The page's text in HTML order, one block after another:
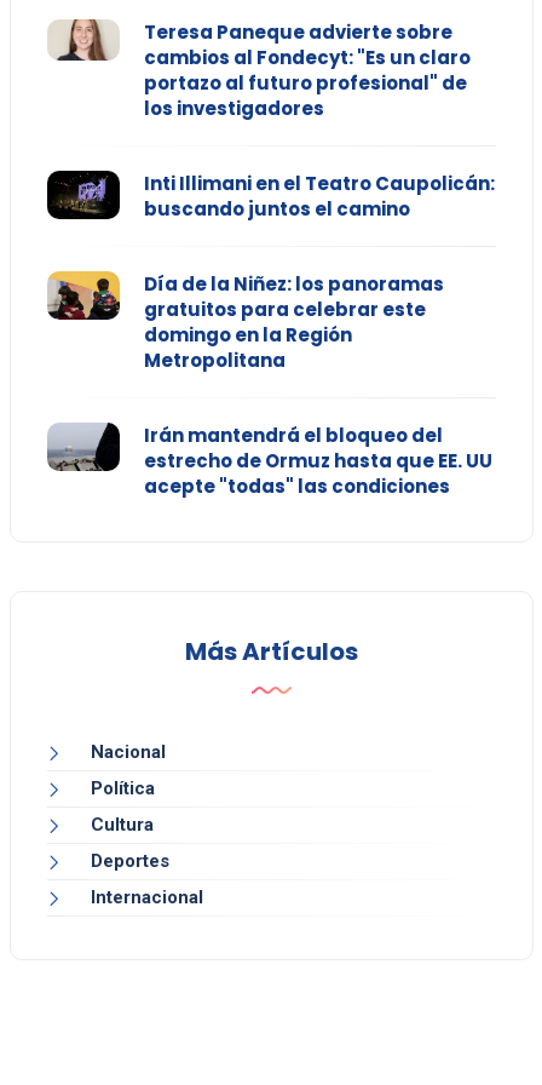
Teresa Paneque advierte sobre
cambios al Fondecyt: "Es un claro
portazo al futuro profesional" de
los investigadores
Inti Illimani en el Teatro Caupolicán:
buscando juntos el camino
Día de la Niñez: los panoramas
gratuitos para celebrar este
domingo en la Región
Metropolitana
Irán mantendrá el bloqueo del
estrecho de Ormuz hasta que EE. UU
acepte "todas" las condiciones
Más Artículos
Nacional
Política
Cultura
Deportes
Internacional